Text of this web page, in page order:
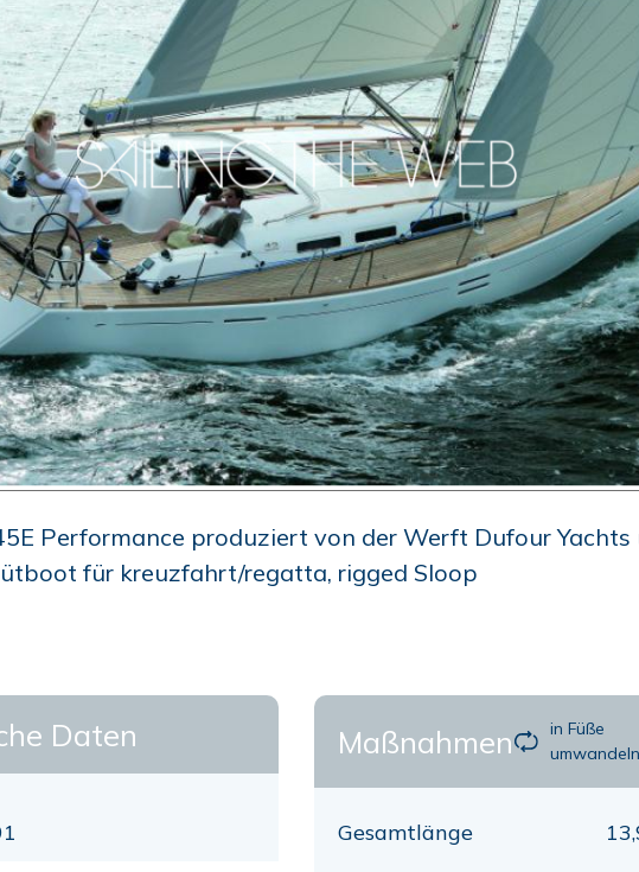
Performance produziert von der Werft Dufour
für kreuzfahrt/regatta, rigged Sloop
Daten Maßnahmen
in Füße
umwandeln
Gesamtlänge